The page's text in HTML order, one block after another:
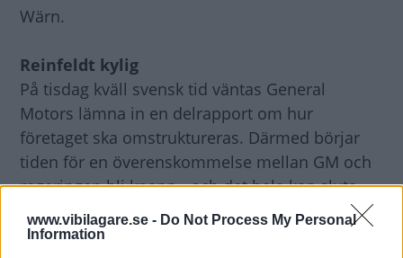
www.vibilagare.se - Do Not Process My Personal
Information
Wärn.
Reinfeldt kylig
På tisdag kväll svensk tid väntas General
Motors lämna in en delrapport om hur
företaget ska omstruktureras. Därmed börjar
tiden för en överenskommelse mellan GM och
regeringen bli knapp - och det hela kan sluta
med att Saab läggs ner.